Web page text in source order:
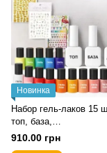
Новинка
Набор гель-лаков 15
топ, база,
обезжириватель и
для маникюра и
910.00 грн